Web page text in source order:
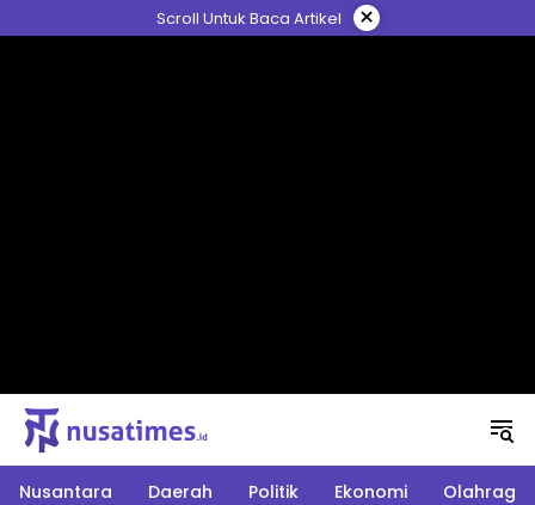
ke
Scroll Untuk Baca Artikel ×
Nusantara Daerah Politik Ekonomi Olahraga